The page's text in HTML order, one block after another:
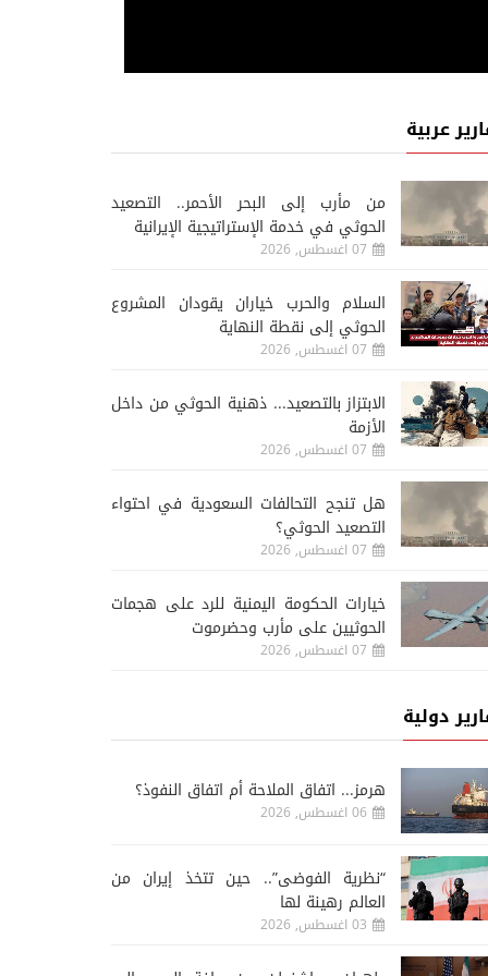
عربية
من مأرب إلى البحر الأحمر.. التصعيد
الحوثي في خدمة الإستراتيجية الإيرانية
07 اغسطس, 2026
السلام والحرب خياران يقودان المشروع
الحوثي إلى نقطة النهاية
07 اغسطس, 2026
الابتزاز بالتصعيد... ذهنية الحوثي من داخل
الأزمة
07 اغسطس, 2026
هل تنجح التحالفات السعودية في احتواء
التصعيد الحوثي؟
07 اغسطس, 2026
خيارات الحكومة اليمنية للرد على هجمات
الحوثيين على مأرب وحضرموت
07 اغسطس, 2026
دولية
هرمز... اتفاق الملاحة أم اتفاق النفوذ؟
06 اغسطس, 2026
“نظرية الفوضى”.. حين تتخذ إيران من
العالم رهينة لها
03 اغسطس, 2026